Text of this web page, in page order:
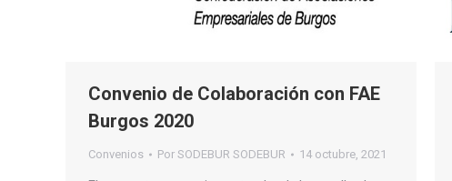
Convenio de Colaboración con FAE
Burgos 2020
Convenios Por SODEBUR SODEBUR 14 octubre, 2021